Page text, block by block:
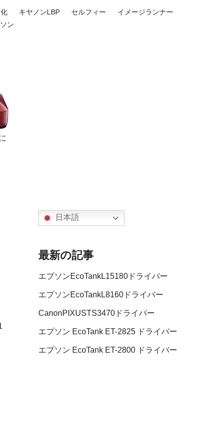
キヤノンLBP セルフィー
イメージランナー
ン
日本語
最新の記事
エプソンEcoTankL15180ドライバー
エプソンEcoTankL8160ドライバー
CanonPIXUSTS3470ドライバー
エプソン EcoTank ET-2825 ドライバー
エプソン EcoTank ET-2800 ドライバー